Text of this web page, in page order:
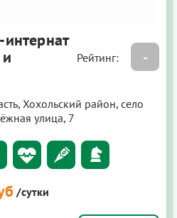
Рейтинг: -
Хохольский район, село
улица, 7
/сутки